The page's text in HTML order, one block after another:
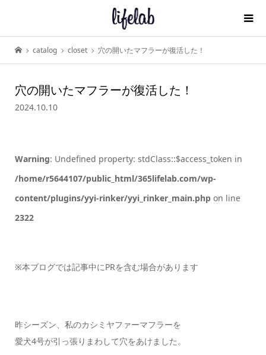
catalog closet 穴の開いたマフラーが復活した！
穴の開いたマフラーが復活した！
2024.10.10
Warning: Undefined property: stdClass::$access_token in
/home/r5644107/public_html/365lifelab.com/wp-
content/plugins/yyi-rinker/yyi_rinker_main.phpon line
2322
※本ブログでは記事中にPRを含む場合があります
昨シーズン、私のカシミヤファーマフラーを
愛犬4号が引っ張りまわして穴をあけました。